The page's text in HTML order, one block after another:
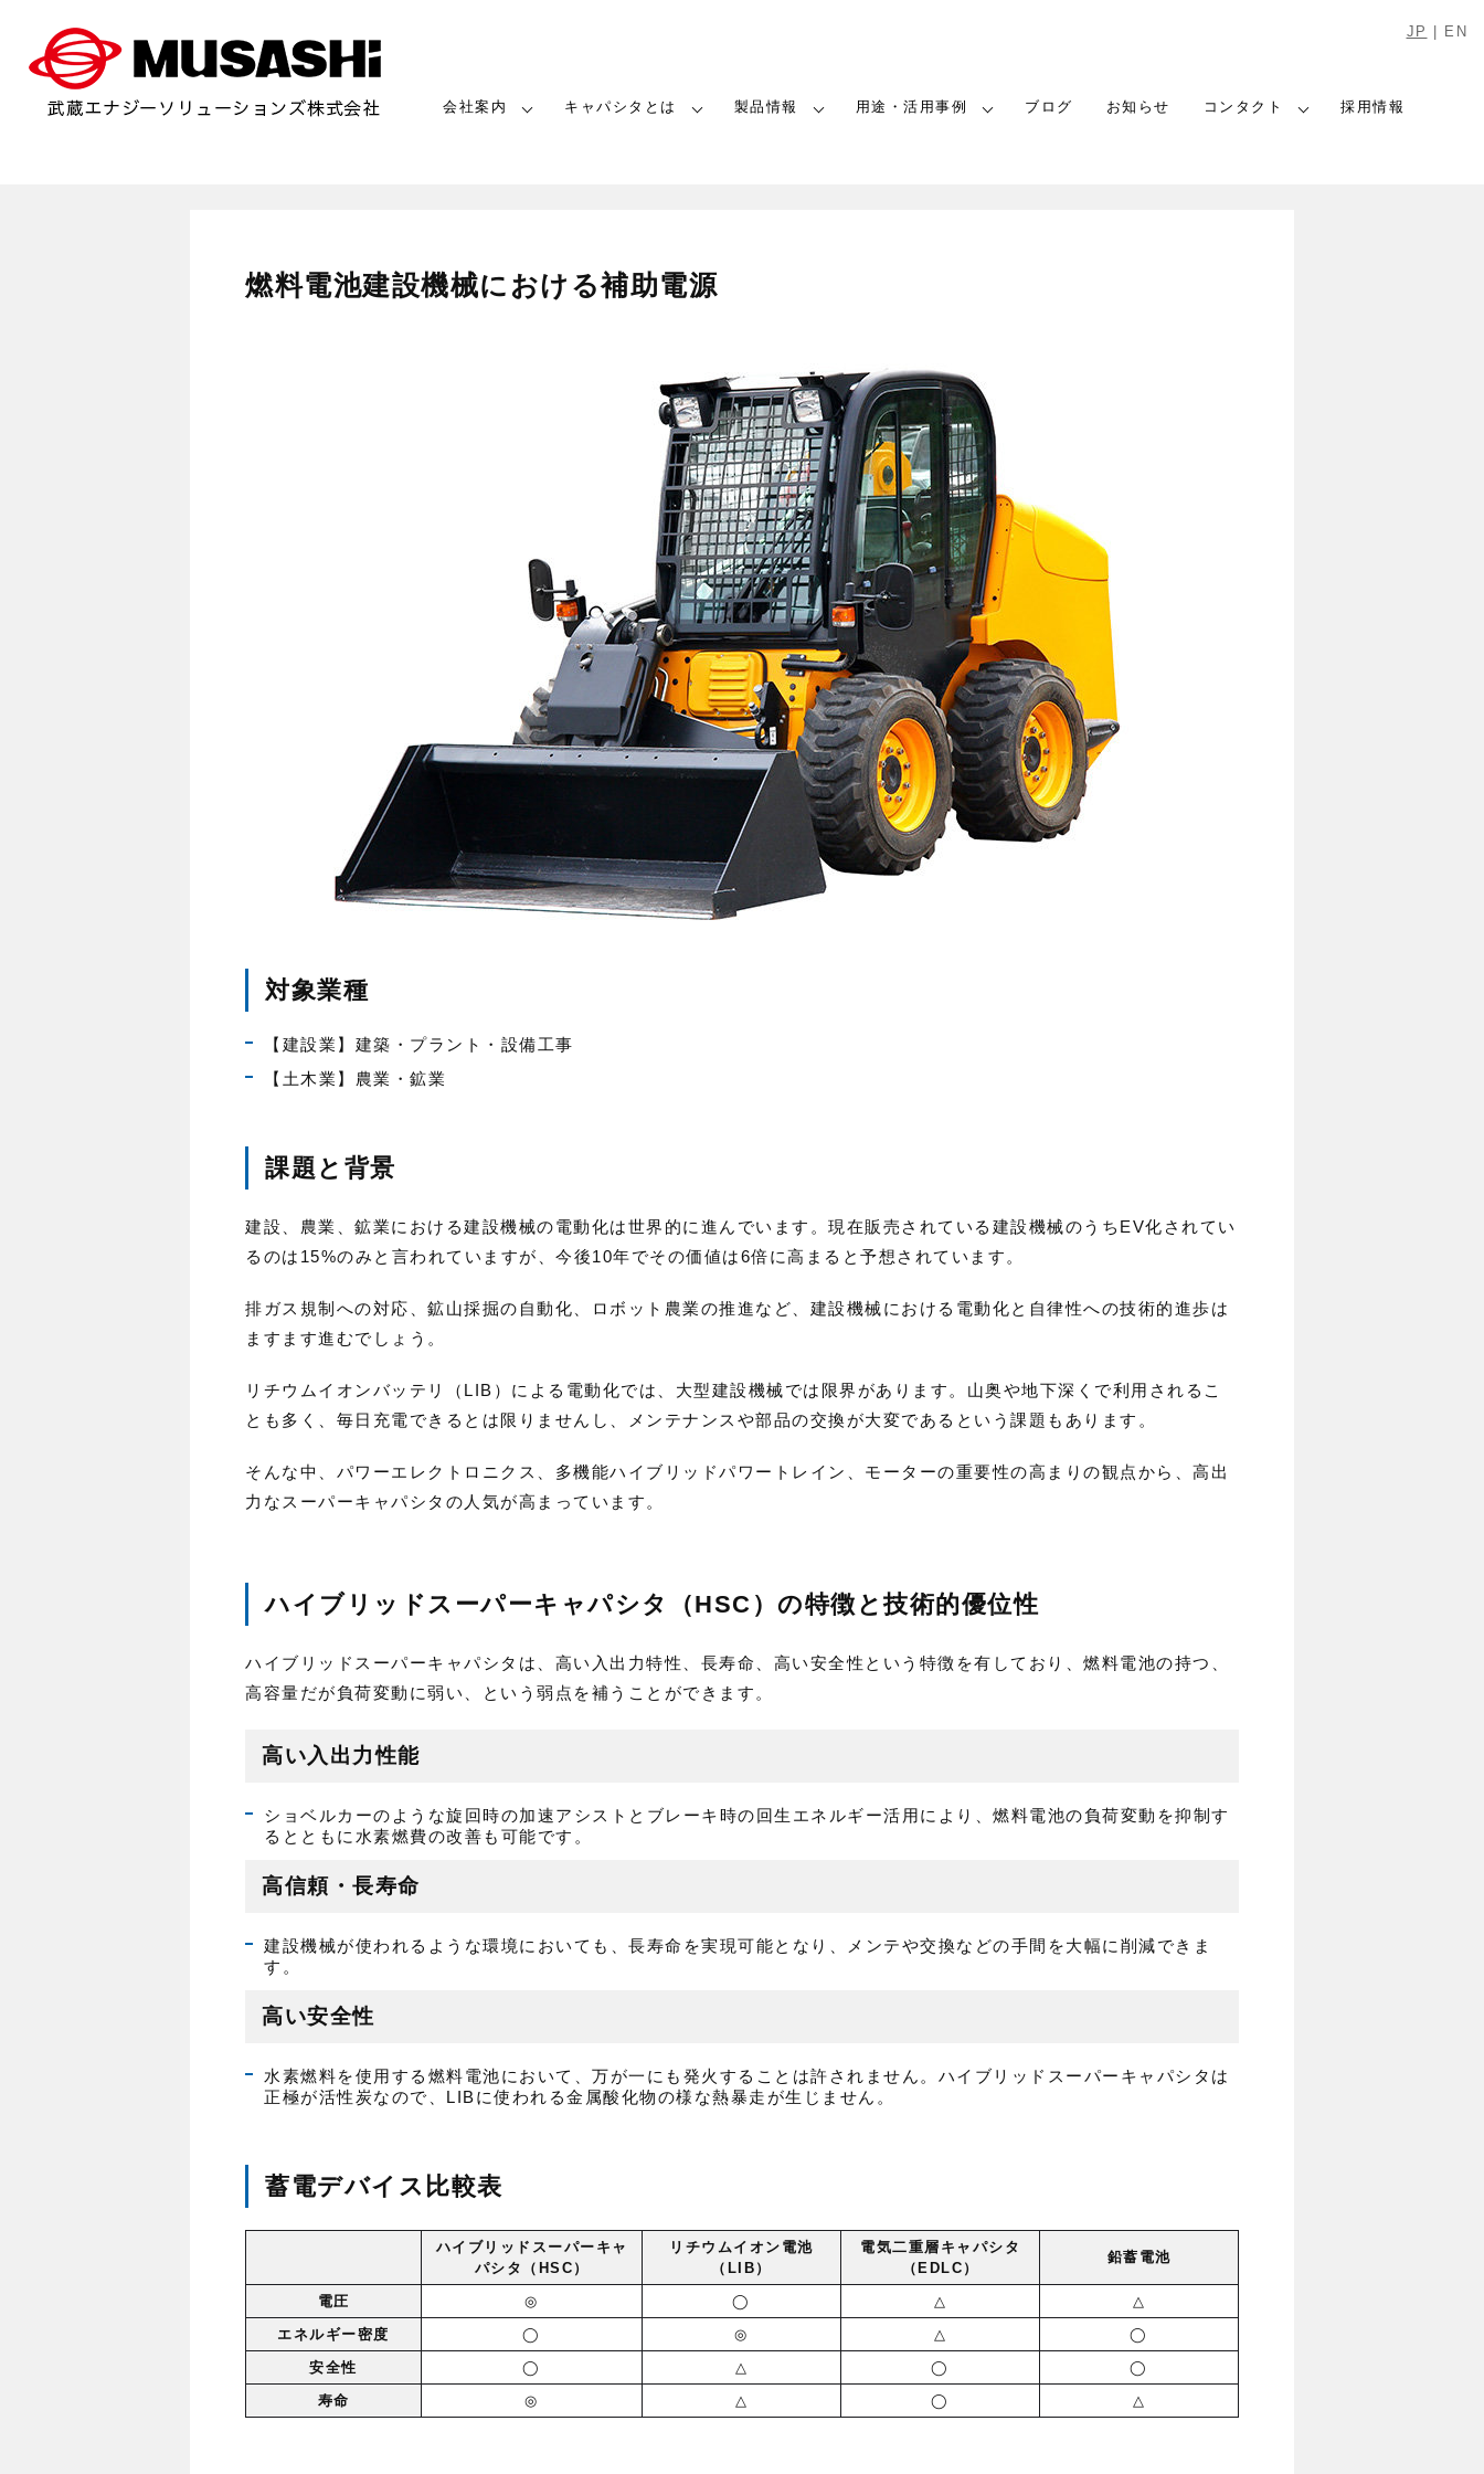
JP EN
会社案内 キャパシタとは 製品情報 用途・活用事例 ブログ お知らせ コンタクト 採用情報
燃料電池建設機械における補助電源
対象業種
【建設業】建築・プラント・設備工事
【土木業】農業・鉱業
課題と背景
建設、農業、鉱業における建設機械の電動化は世界的に進んでいます。現在販売されている建設機械のうちEV化されてい
るのは15%のみと言われていますが、今後10年でその価値は6倍に高まると予想されています。
排ガス規制への対応、鉱山採掘の自動化、ロボット農業の推進など、建設機械における電動化と自律性への技術的進歩は
ますます進むでしょう。
リチウムイオンバッテリ（LIB）による電動化では、大型建設機械では限界があります。山奥や地下深くで利用されるこ
とも多く、毎日充電できるとは限りませんし、メンテナンスや部品の交換が大変であるという課題もあります。
そんな中、パワーエレクトロニクス、多機能ハイブリッドパワートレイン、モーターの重要性の高まりの観点から、高出
力なスーパーキャパシタの人気が高まっています。
ハイブリッドスーパーキャパシタ（HSC）の特徴と技術的優位性
ハイブリッドスーパーキャパシタは、高い入出力特性、長寿命、高い安全性という特徴を有しており、燃料電池の持つ、
高容量だが負荷変動に弱い、という弱点を補うことができます。
高い入出力性能
ショベルカーのような旋回時の加速アシストとブレーキ時の回生エネルギー活用により、燃料電池の負荷変動を抑制す
るとともに水素燃費の改善も可能です。
高信頼・長寿命
建設機械が使われるような環境においても、長寿命を実現可能となり、メンテや交換などの手間を大幅に削減できま
す。
高い安全性
水素燃料を使用する燃料電池において、万が一にも発火することは許されません。ハイブリッドスーパーキャパシタは
正極が活性炭なので、LIBに使われる金属酸化物の様な熱暴走が生じません。
蓄電デバイス比較表
ハイブリッドスーパーキャ
パシタ（HSC）
リチウムイオン電池
（LIB）
電気二重層キャパシタ
（EDLC）
鉛蓄電池
電圧 ◎ ◯ △
△
エネルギー密度
◯ ◎ △
◯
安全性
◯ △ ◯
◯
寿命
◎ △ ◯ △